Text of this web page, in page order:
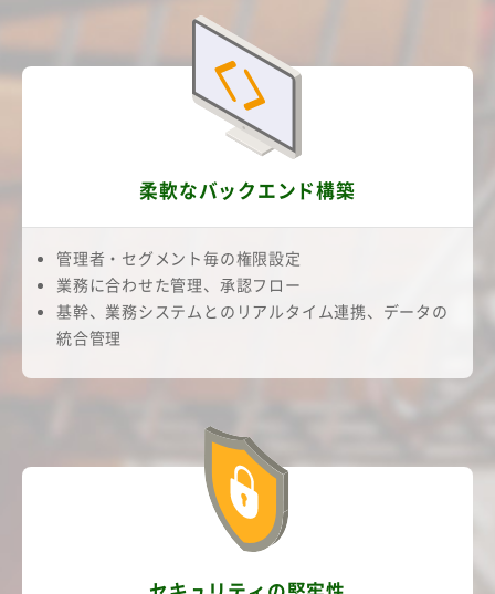
柔軟なバックエンド構築
管理者・セグメント毎の権限設定
業務に合わせた管理、承認フロー
基幹、業務システムとのリアルタイム連携、データの
統合管理